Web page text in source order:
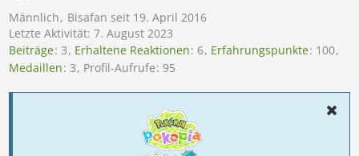
Männlich
Bisafan seit 19. April 2016
Letzte Aktivität: 7. August 2023
Beiträge 3 Erhaltene Reaktionen 6 Erfahrungspunkte 100
Medaillen 3 Profil-Aufrufe 95